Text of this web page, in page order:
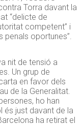
Torra davant la
“delicte de
competent” i
penals oportunes”.
nit de tensió a
Un grup de
en favor dels
de la Generalitat.
ho han
és just davant de la
ha retirat el